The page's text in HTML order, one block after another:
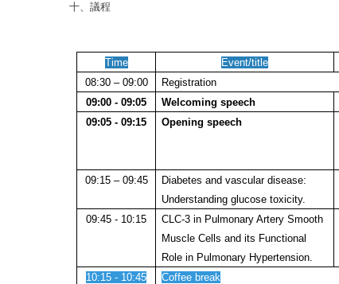
十、議程
Time Event/title
08:30 – 09:00
Registration
09:00 - 09:05
Welcoming speech
09:05 - 09:15
Opening speech
09:15 – 09:45
Diabetes and vascular disease:
Understanding glucose toxicity.
09:45 - 10:15
CLC-3 in Pulmonary Artery Smooth
Muscle Cells and its Functional
Role in Pulmonary Hypertension.
10:15 - 10:45
Coffee break